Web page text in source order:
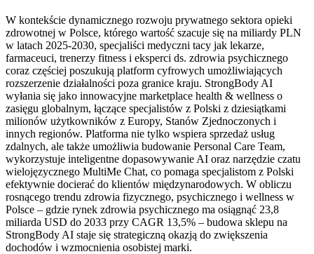
W kontekście dynamicznego rozwoju prywatnego sektora opieki
zdrowotnej w Polsce, którego wartość szacuje się na miliardy PLN
w latach 2025-2030, specjaliści medyczni tacy jak lekarze,
farmaceuci, trenerzy fitness i eksperci ds. zdrowia psychicznego
coraz częściej poszukują platform cyfrowych umożliwiających
rozszerzenie działalności poza granice kraju. StrongBody AI
wyłania się jako innowacyjne marketplace health & wellness o
zasięgu globalnym, łączące specjalistów z Polski z dziesiątkami
milionów użytkowników z Europy, Stanów Zjednoczonych i
innych regionów. Platforma nie tylko wspiera sprzedaż usług
zdalnych, ale także umożliwia budowanie Personal Care Team,
wykorzystuje inteligentne dopasowywanie AI oraz narzędzie czatu
wielojęzycznego MultiMe Chat, co pomaga specjalistom z Polski
efektywnie docierać do klientów międzynarodowych. W obliczu
rosnącego trendu zdrowia fizycznego, psychicznego i wellness w
Polsce – gdzie rynek zdrowia psychicznego ma osiągnąć 23,8
miliarda USD do 2033 przy CAGR 13,5% – budowa sklepu na
StrongBody AI staje się strategiczną okazją do zwiększenia
dochodów i wzmocnienia osobistej marki.